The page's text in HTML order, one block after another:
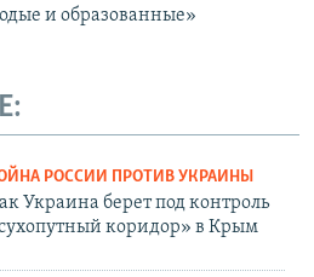
и образованные»
РОССИИ ПРОТИВ УКРАИНЫ
Украина берет под контроль
коридор» в Крым